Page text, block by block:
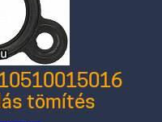
tömítés